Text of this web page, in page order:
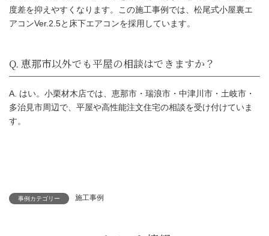
Q. この恵那市の平屋の住宅性能はどのくら
度差を抑えやすくなります。この施工事例では、松尾式小屋裏エ
アコンVer.2.5と床下エアコンを採用しています。
A. はい。小栗材木店では、恵那市・瑞浪市・中津川市・土岐市・
多治見市周辺で、平屋や高性能注文住宅の相談を受け付けていま
す。
事例カテゴリー 施工事例